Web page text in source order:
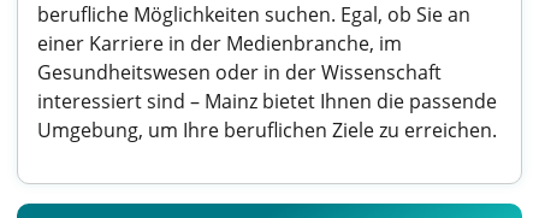
berufliche Möglichkeiten suchen. Egal, ob Sie an
einer Karriere in der Medienbranche, im
Gesundheitswesen oder in der Wissenschaft
interessiert sind – Mainz bietet Ihnen die passende
Umgebung, um Ihre beruflichen Ziele zu erreichen.